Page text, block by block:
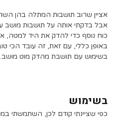
אציין שרוב תושבות המתלה בהן
אבל בדקתי אותה על תושבות מושב
כוח נוסף כדי להדק את היד למטה,
באופן כללי, עם זאת, זה עובד הכי
בשימוש עם תושבת מהדק מוט מושב.
בשימוש